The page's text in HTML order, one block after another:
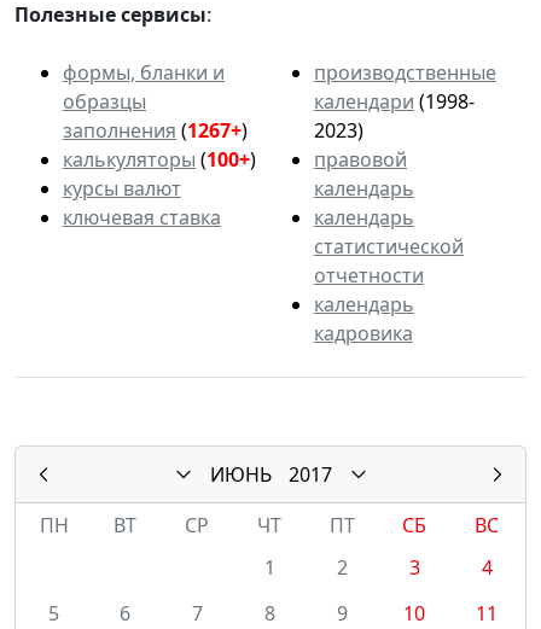
Полезные сервисы:
формы, бланки и
образцы
заполнения (1267+)
калькуляторы (100+)
курсы валют
ключевая ставка
производственные
календари (1998-
2023)
правовой
календарь
календарь
статистической
отчетности
календарь
кадровика
ИЮНЬ
2017
ПН
ВТ СР ЧТ ПТ СБ
ВС
1
2 3
4
5
6 7 8 9 10
11